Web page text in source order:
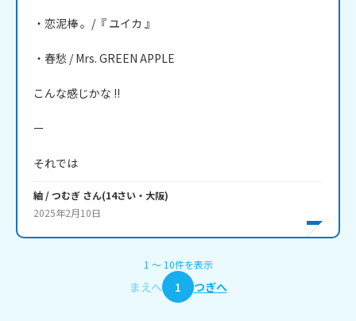
・恋泥棒 。/『 ユイカ 』
・春愁 / Mrs. GREEN APPLE
こんな感じかな !!
ー
それでは
紬 / つむぎ さん(14さい・ 大阪)
2025年2月10日
1 〜 10件を表示
まえへ 1 つぎへ